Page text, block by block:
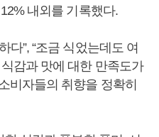
내외를 기록했다.
다”, “조금 식었는데도 여
감과 맛에 대한 만족도가
비자들의 취향을 정확히